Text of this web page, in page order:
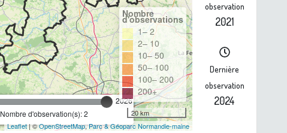
2026
Nombre d'observation(s): 2
Nombre
d'observations
1– 2
2– 10
10– 50
50– 100
100– 200
200+
20 km
Leaflet| ©OpenStreetMap,Parc & Géoparc Normandie-maine
observation
2021
Dernière
observation
2024